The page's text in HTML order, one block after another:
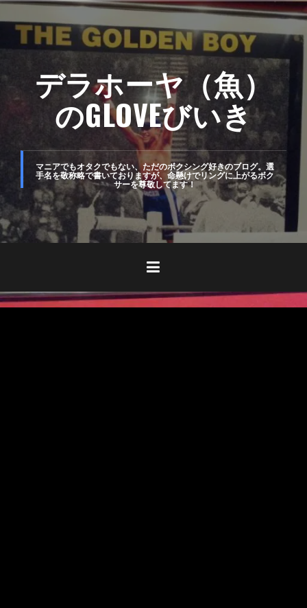
ン
キ
プ
デラホーヤ（魚）
のGLOVEびいき
マニアでもオタクでもない、ただのボクシング好きのブログ。選
手名を敬称略で書いておりますが、命懸けでリングに上がるボク
サーを尊敬してます！